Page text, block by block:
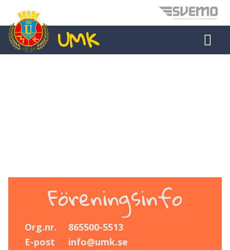
MAIN NAVIGATION
UMK
Föreningsinfo
Org.nr.
865500-5513
E-post
info@umk.se